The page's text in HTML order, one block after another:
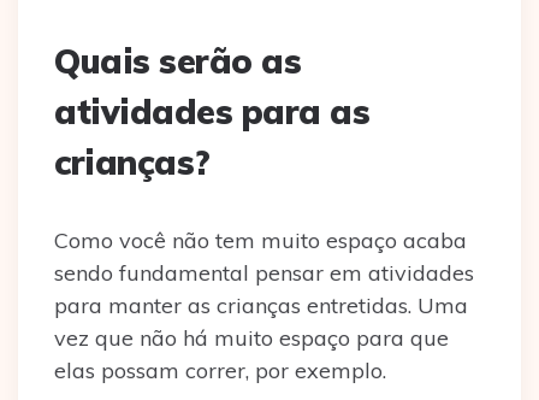
Quais serão as
atividades para as
crianças?
Como você não tem muito espaço acaba
sendo fundamental pensar em atividades
para manter as crianças entretidas. Uma
vez que não há muito espaço para que
elas possam correr, por exemplo.